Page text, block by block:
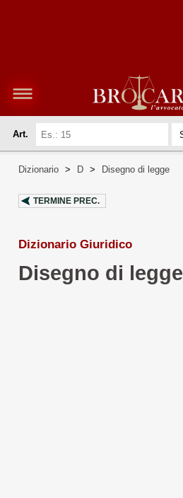
Art.
Dizionario > D > Disegno di legge
TERMINE PREC.
Dizionario Giuridico
Disegno di legge